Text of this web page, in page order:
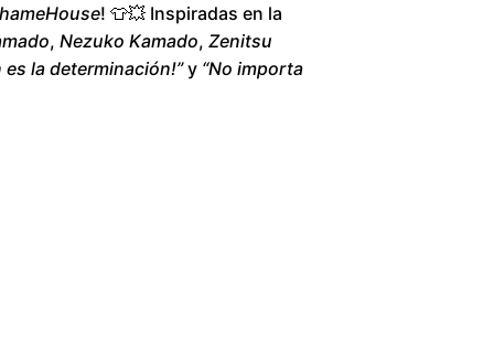
.
0
! 👕💥 Inspiradas en la
, Nezuko Kamado, Zenitsu
es la determinación!”y “No importa